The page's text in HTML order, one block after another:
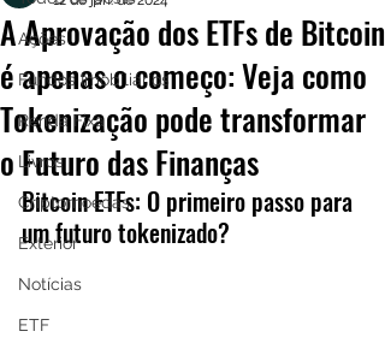
Ações
Fundos Imobiliários
Renda Fixa
Livros
Criptomoedas
Exterior
Notícias
ETF
A Aprovação dos ETFs de Bitcoin
é apenas o começo: Veja como
Tokenização pode transformar
o Futuro das Finanças
Bitcoin ETFs: O primeiro passo para
um futuro tokenizado?